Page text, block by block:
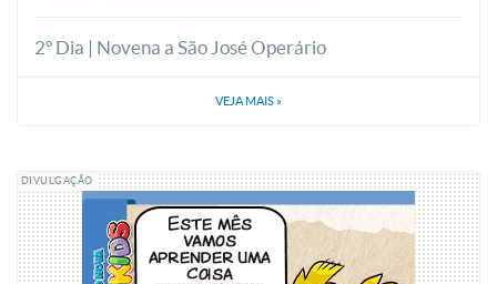
2º Dia | Novena a São José Operário
VEJA MAIS »
DIVULGAÇÃO